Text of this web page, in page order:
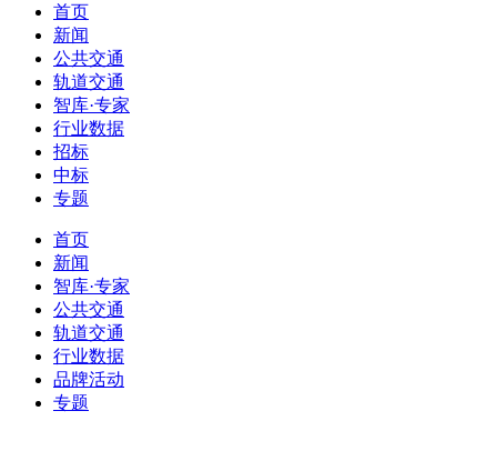
首页
新闻
公共交通
轨道交通
智库·专家
行业数据
招标
中标
专题
首页
新闻
智库·专家
公共交通
轨道交通
行业数据
品牌活动
专题